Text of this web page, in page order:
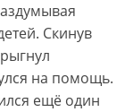
Скинув
на помощь.
ещё один